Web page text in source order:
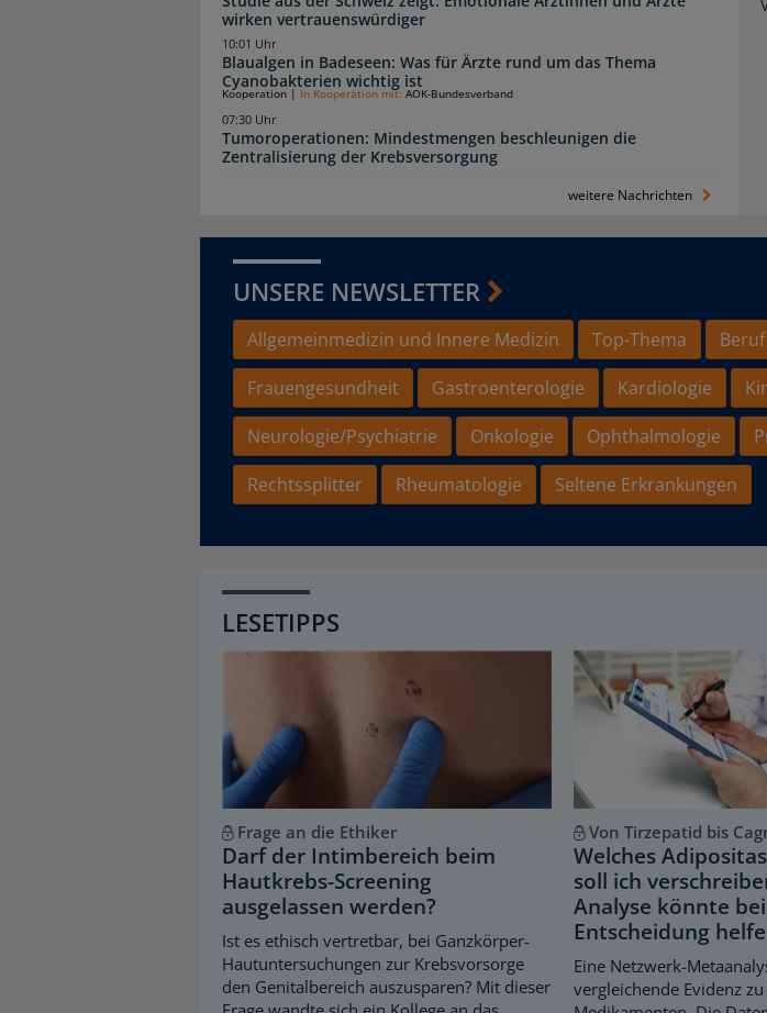
wirken vertrauenswürdiger
Blaualgen in Badeseen: Was für Ärzte rund um das Thema
Cyanobakterien wichtig ist
10:01 Uhr
Tumoroperationen: Mindestmengen beschleunigen die
Zentralisierung der Krebsversorgung
Kooperation In Kooperation mit: AOK-Bundesverband
07:30 Uhr
weitere Nachrichten
UNSERE NEWSLETTER
Allgemeinmedizin und Innere Medizin Top-Thema
Frauengesundheit
Gastroenterologie Kardiologie
Neurologie/Psychiatrie
Onkologie Ophthalmologie
Rechtssplitter
Rheumatologie Seltene Erkrankungen
LESETIPPS
Frage an die Ethiker
Darf der Intimbereich beim
Hautkrebs-Screening
ausgelassen werden?
Ist es ethisch vertretbar, bei Ganzkörper-
Hautuntersuchungen zur Krebsvorsorge
den Genitalbereich auszusparen? Mit dieser
Von Tirzepatid bis
Welches
soll ich
Analyse könnte
Entscheidung
Eine Netzwerk-
vergleichende Evidenz